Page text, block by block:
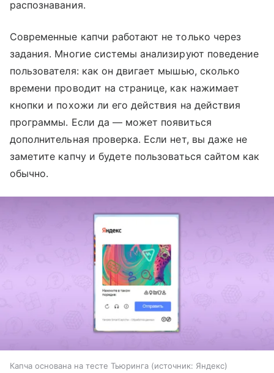
распознавания.
Современные капчи работают не только через
задания. Многие системы анализируют поведение
пользователя: как он двигает мышью, сколько
времени проводит на странице, как нажимает
кнопки и похожи ли его действия на действия
программы. Если да — может появиться
дополнительная проверка. Если нет, вы даже не
заметите капчу и будете пользоваться сайтом как
обычно.
Капча основана на тесте Тьюринга источник: Яндекс